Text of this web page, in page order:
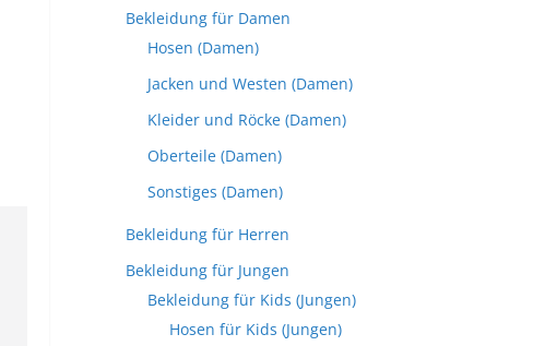
Bekleidung für Damen
Hosen (Damen)
Jacken und Westen (Damen)
Kleider und Röcke (Damen)
Oberteile (Damen)
Sonstiges (Damen)
Bekleidung für Herren
Bekleidung für Jungen
Bekleidung für Kids (Jungen)
Hosen für Kids (Jungen)